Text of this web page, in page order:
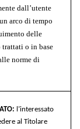
dall’utente
arco di tempo
delle
o in base
norme di
l’interessato
al Titolare